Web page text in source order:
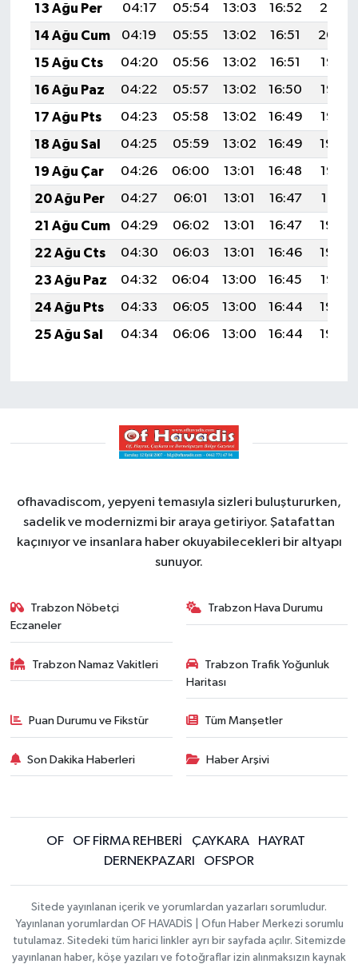
13 Ağu Per
04:17 05:54 13:03 16:52
20:01
14 Ağu Cum
04:19 05:55 13:02 16:51
20:00
15 Ağu Cts
04:20 05:56 13:02 16:51
19:58
16 Ağu Paz
04:22 05:57 13:02 16:50
19:57
17 Ağu Pts
04:23 05:58 13:02 16:49
19:56
18 Ağu Sal
04:25 05:59 13:02 16:49
19:54
19 Ağu Çar
04:26 06:00 13:01 16:48
19:53
20 Ağu Per
04:27 06:01 13:01 16:47
19:51
21 Ağu Cum
04:29 06:02 13:01 16:47
19:50
22 Ağu Cts
04:30 06:03 13:01 16:46
19:48
23 Ağu Paz
04:32 06:04 13:00 16:45
19:47
24 Ağu Pts
04:33 06:05 13:00 16:44
19:45
25 Ağu Sal
04:34 06:06 13:00 16:44 19:44
ofhavadiscom, yepyeni temasıyla sizleri buluştururken,
sadelik ve modernizmi bir araya getiriyor. Şatafattan
kaçınıyor ve insanlara haber okuyabilecekleri bir altyapı
sunuyor.
Trabzon Nöbetçi
Eczaneler
Trabzon Hava Durumu
Trabzon Namaz Vakitleri
Trabzon Trafik Yoğunluk
Haritası
Puan Durumu ve Fikstür Tüm Manşetler
Son Dakika Haberleri Haber Arşivi
OF OF FİRMA REHBERİ ÇAYKARA
HAYRAT
DERNEKPAZARI
OFSPOR
Sitede yayınlanan içerik ve yorumlardan yazarları sorumludur.
Yayınlanan yorumlardan OF HAVADİS | Ofun Haber Merkezi sorumlu
tutulamaz. Sitedeki tüm harici linkler ayrı bir sayfada açılır. Sitemizde
yayınlanan haber, köşe yazıları ve fotoğraflar izin alınmaksızın kaynak